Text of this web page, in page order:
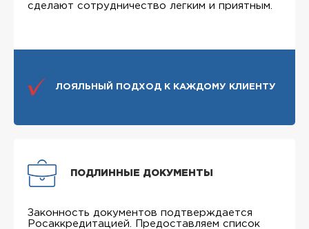
сделают сотрудничество легким и приятным.
ЛОЯЛЬНЫЙ ПОДХОД К КАЖДОМУ КЛИЕНТУ
ПОДЛИННЫЕ ДОКУМЕНТЫ
Законность документов подтверждается
Росаккредитацией. Предоставляем список